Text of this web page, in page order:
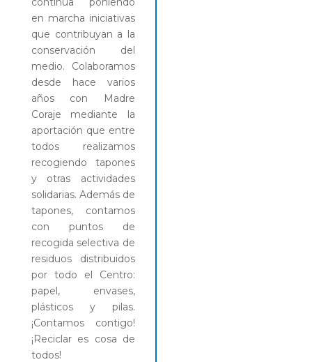
en marcha iniciativas
que contribuyan a la
conservación del
medio. Colaboramos
desde hace varios
años con Madre
Coraje mediante la
aportación que entre
todos realizamos
recogiendo tapones
y otras actividades
solidarias. Además de
tapones, contamos
con puntos de
recogida selectiva de
residuos distribuidos
por todo el Centro:
papel, envases,
plásticos y pilas.
¡Contamos contigo!
¡Reciclar es cosa de
todos!